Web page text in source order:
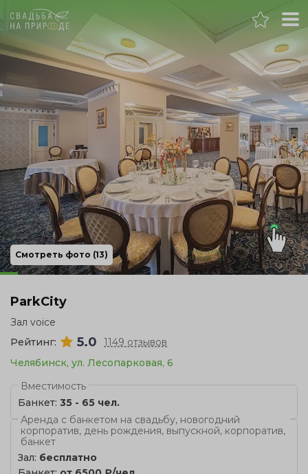
Челябинск
Банкет
Свадьба
День рождения
Выпускной
Корпоратив
Смотреть фото (13)
ParkCity
Зал voice
Рейтинг:
5.0
1149 отзывов
Челябинск, ул. Лесопарковая, 6
Вместимость
Банкет: 35 - 65 чел.
Аренда с банкетом на свадьбу, новогодний
корпоратив, день рождения, выпускной, корпоратив,
банкет
Зал: бесплатно